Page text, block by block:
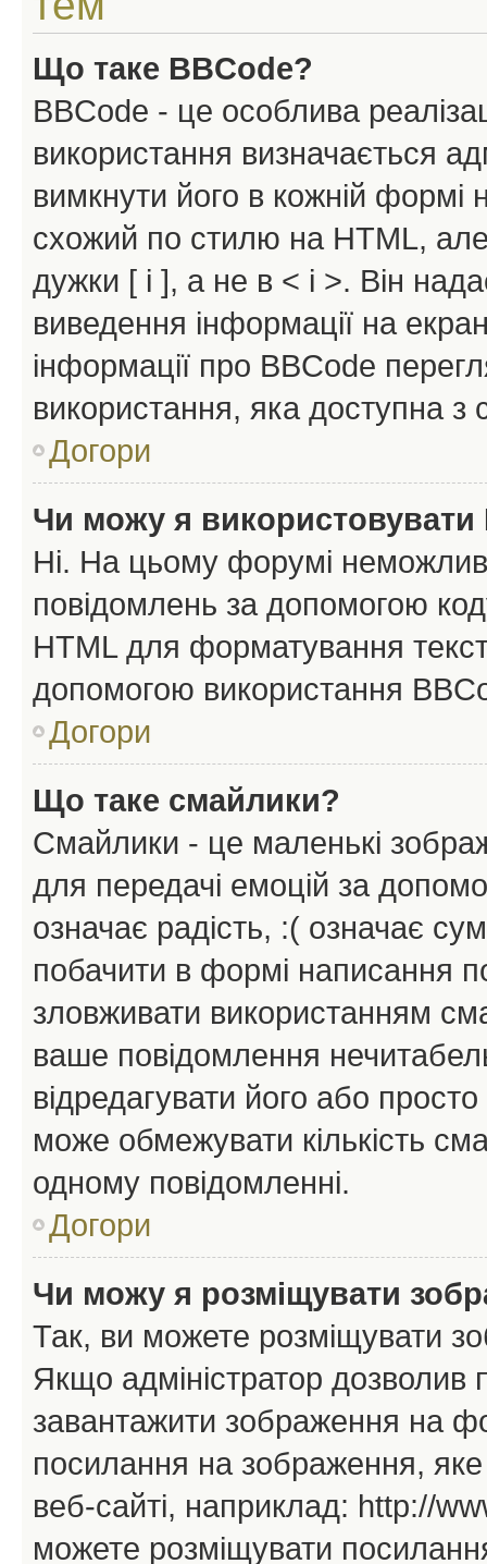
Що таке BBCode?
BBCode - це особлива
використання визначається
вимкнути його в кожній
схожий по стилю на HTML, але
дужки [ і ], а не в < і >. Він
виведення інформації на
інформації про BBCode
використання, яка доступна з
Догори
Чи можу я використовувати
Ні. На цьому форумі
повідомлень за допомогою
HTML для форматування
допомогою використання
Догори
Що таке смайлики?
Смайлики - це маленькі
для передачі емоцій за
означає радість, :( означає
побачити в формі написання
зловживати використанням
ваше повідомлення
відредагувати його або
може обмежувати кількість
одному повідомленні.
Догори
Чи можу я розміщувати
Так, ви можете розміщувати
Якщо адміністратор
завантажити зображення на
посилання на зображення, яке
веб-сайті, наприклад: http://
можете розміщувати